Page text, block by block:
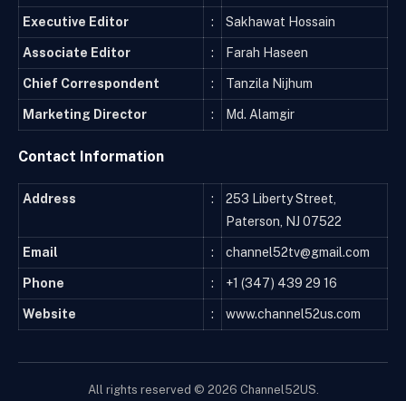
Executive Editor : Sakhawat Hossain
Associate Editor : Farah Haseen
Chief Correspondent : Tanzila Nijhum
Marketing Director : Md. Alamgir
Contact Information
Address :
253 Liberty Street,
Paterson, NJ 07522
Email : channel52tv@gmail.com
Phone : +1 (347) 439 29 16
Website : www.channel52us.com
All rights reserved © 2026 Channel52US.